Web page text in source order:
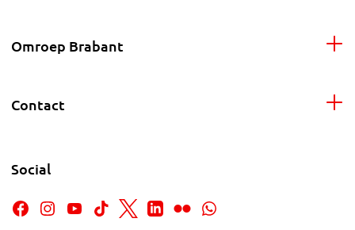
Omroep Brabant
Contact
Social